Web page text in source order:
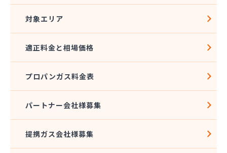
奥田米穀店
加藤燃料店
加藤豊昭
河村燃料店
角広ガス
割又商店
株式会社アドニス
株式会社あみや商事 本社
対象エリア
適正料金と相場価格
プロパンガス料金表
パートナー会社様募集
提携ガス会社様募集